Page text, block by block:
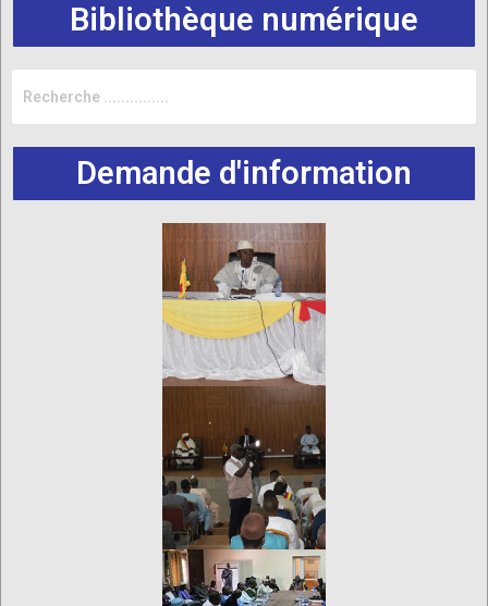
Bibliothèque numérique
Demande d'information